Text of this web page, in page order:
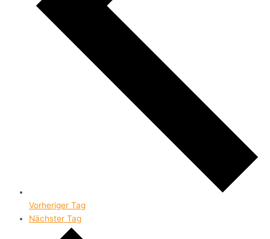
Vorheriger Tag
Nächster Tag